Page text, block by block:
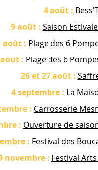
4 août :
9 août : Saison
août : Plage des 6
août : Plage des 6
26 et 27 août :
4 septembre : La
: Carrosserie
: Ouverture de
: Festival des
novembre : Festival